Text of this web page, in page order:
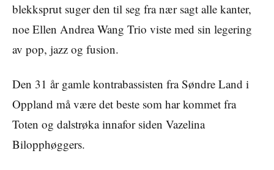
blekksprut suger den til seg fra nær sagt alle kanter,
noe Ellen Andrea Wang Trio viste med sin legering
av pop, jazz og fusion.
Den 31 år gamle kontrabassisten fra Søndre Land i
Oppland må være det beste som har kommet fra
Toten og dalstrøka innafor siden Vazelina
Bilopphøggers.